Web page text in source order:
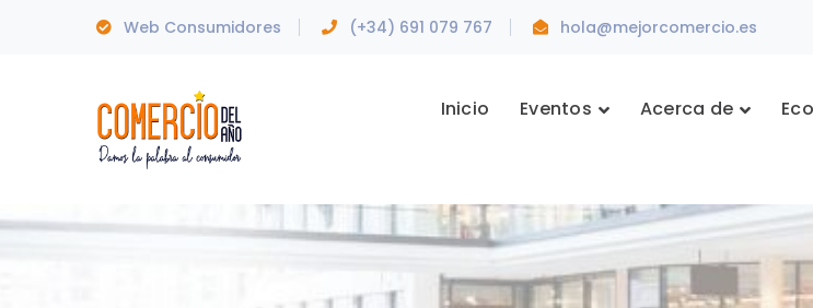
Web Consumidores (+34) 691 079 767 hola@mejorcomercio.es
Inicio Eventos Acerca de